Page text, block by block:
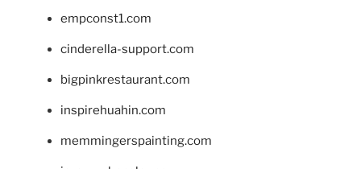
empconst1.com
cinderella-support.com
bigpinkrestaurant.com
inspirehuahin.com
memmingerspainting.com